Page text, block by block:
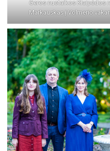
Geros nuotaikos Klaipėdos
Markauskas į Volmerio